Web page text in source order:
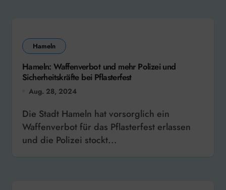
Hameln
Hameln: Waffenverbot und mehr Polizei und
Sicherheitskräfte bei Pflasterfest
Aug. 28, 2024
Die Stadt Hameln hat vorsorglich ein
Waffenverbot für das Pflasterfest erlassen
und die Polizei stockt...